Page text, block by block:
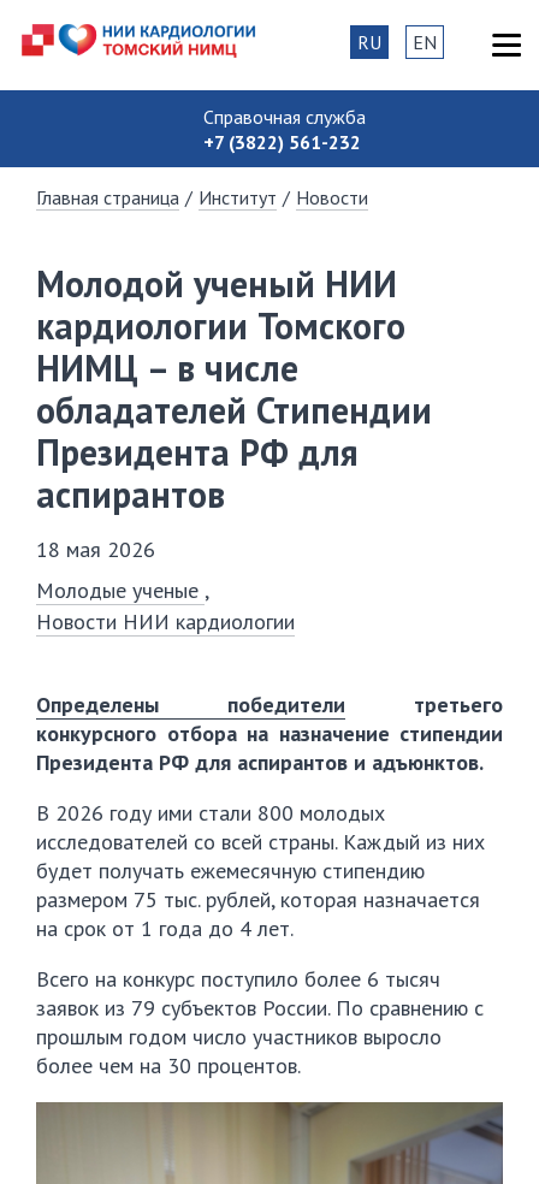
Справочная служба
+7 (3822) 561-232
RU EN
Главная страница / Институт / Новости
️Молодой ученый НИИ
кардиологии Томского
НИМЦ – в числе
обладателей Стипендии
Президента РФ для
аспирантов
18 мая 2026
Молодые ученые
Новости НИИ кардиологии
Определены победители третьего
конкурсного отбора на назначение стипендии
Президента РФ для аспирантов и адъюнктов.
В 2026 году ими стали 800 молодых
исследователей со всей страны. Каждый из них
будет получать ежемесячную стипендию
размером 75 тыс. рублей, которая назначается
на срок от 1 года до 4 лет.
Всего на конкурс поступило более 6 тысяч
заявок из 79 субъектов России. По сравнению с
прошлым годом число участников выросло
более чем на 30 процентов.